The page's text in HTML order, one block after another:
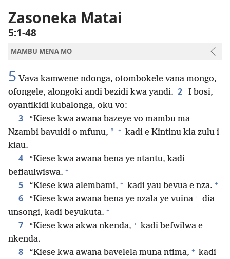
Zasoneka Matai
5:1-48
MAMBU MENA MO
5 Vava kamwene ndonga, otombokele vana mongo,
ofongele, alongoki andi bezidi kwa yandi. 2
I bosi,
oyantikidi kubalonga, oku vo:
3
“Kiese kwa awana bazeye vo mambu ma
Nzambi bavuidi o mfunu, * + kadi e Kintinu kia zulu i
kiau.
4
“Kiese kwa awana bena ye ntantu, kadi
befiaulwiswa. +
5 “Kiese kwa alembami, + kadi yau bevua e nza. +
6 “Kiese kwa awana bena ye nzala ye vuina + dia
unsongi, kadi beyukuta. +
7 “Kiese kwa akwa nkenda, + kadi befwilwa e
nkenda.
8 “Kiese kwa awana bavelela muna ntima, + kadi